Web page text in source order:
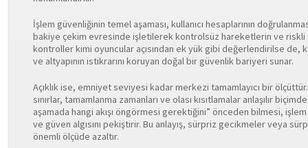
İşlem güvenliğinin temel aşaması, kullanıcı hesaplarının
bakiye çekim evresinde işletilerek kontrolsüz hareketlerin ve riskli
kontroller kimi oyuncular açısından ek yük gibi değerlendirilse de,
ve altyapının istikrarını koruyan doğal bir güvenlik bariyeri sunar.
Açıklık ise, emniyet seviyesi kadar merkezi tamamlayıcı bir
sınırlar, tamamlanma zamanları ve olası kısıtlamalar anlaşılır
aşamada hangi akışı öngörmesi gerektiğini” önceden bilmesi, işlem
ve güven algısını pekiştirir. Bu anlayış, sürpriz gecikmeler veya
önemli ölçüde azaltır.